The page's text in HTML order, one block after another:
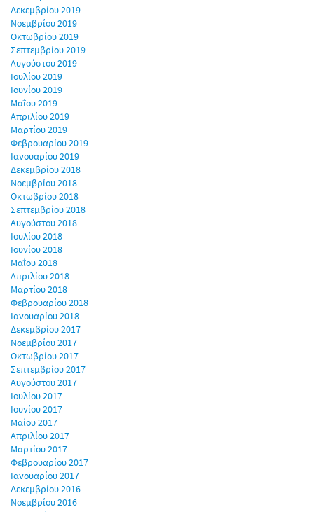
Δεκεμβρίου 2019
Νοεμβρίου 2019
Οκτωβρίου 2019
Σεπτεμβρίου 2019
Αυγούστου 2019
Ιουλίου 2019
Ιουνίου 2019
Μαΐου 2019
Απριλίου 2019
Μαρτίου 2019
Φεβρουαρίου 2019
Ιανουαρίου 2019
Δεκεμβρίου 2018
Νοεμβρίου 2018
Οκτωβρίου 2018
Σεπτεμβρίου 2018
Αυγούστου 2018
Ιουλίου 2018
Ιουνίου 2018
Μαΐου 2018
Απριλίου 2018
Μαρτίου 2018
Φεβρουαρίου 2018
Ιανουαρίου 2018
Δεκεμβρίου 2017
Νοεμβρίου 2017
Οκτωβρίου 2017
Σεπτεμβρίου 2017
Αυγούστου 2017
Ιουλίου 2017
Ιουνίου 2017
Μαΐου 2017
Απριλίου 2017
Μαρτίου 2017
Φεβρουαρίου 2017
Ιανουαρίου 2017
Δεκεμβρίου 2016
Νοεμβρίου 2016